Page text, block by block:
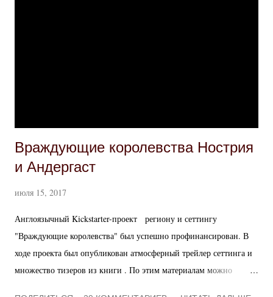
Враждующие королевства Нострия
и Андергаст
июля 15, 2017
Англоязычный Kickstarter-проект региону и сеттингу
"Враждующие королевства" был успешно профинансирован. В
ходе проекта был опубликован атмосферный трейлер сеттинга и
множество тизеров из книги . По этим материалам можно